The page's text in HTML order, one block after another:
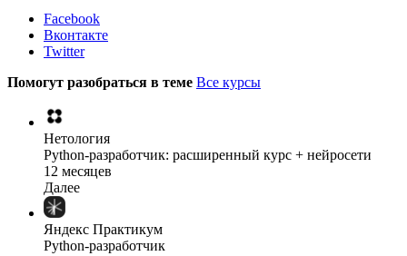
Facebook
Вконтакте
Twitter
Помогут разобраться в теме Все курсы
Нетология
Python-разработчик: расширенный курс + нейросети
12 месяцев
Далее
Яндекс Практикум
Python-разработчик